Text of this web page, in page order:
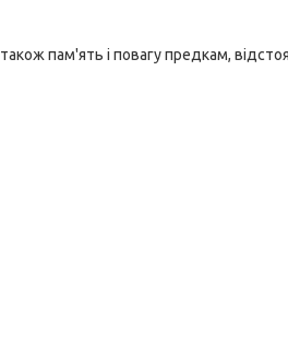
пам'ять і повагу предкам,